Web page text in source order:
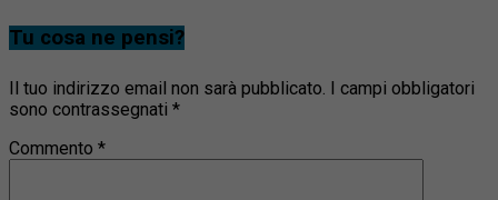
Tu cosa ne pensi?
Il tuo indirizzo email non sarà pubblicato.
I campi obbligatori
sono contrassegnati *
Commento *